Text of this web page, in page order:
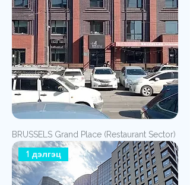
BRUSSELS Grand Place (Restaurant Sector)
1 дэлгэц